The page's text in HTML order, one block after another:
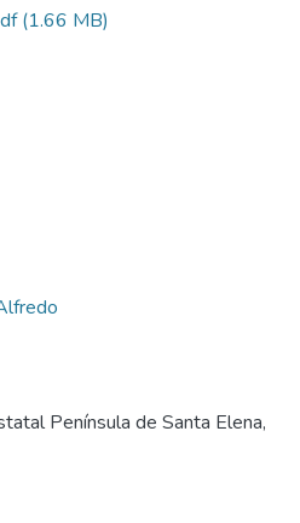
(1.66 MB)
Península de Santa Elena,